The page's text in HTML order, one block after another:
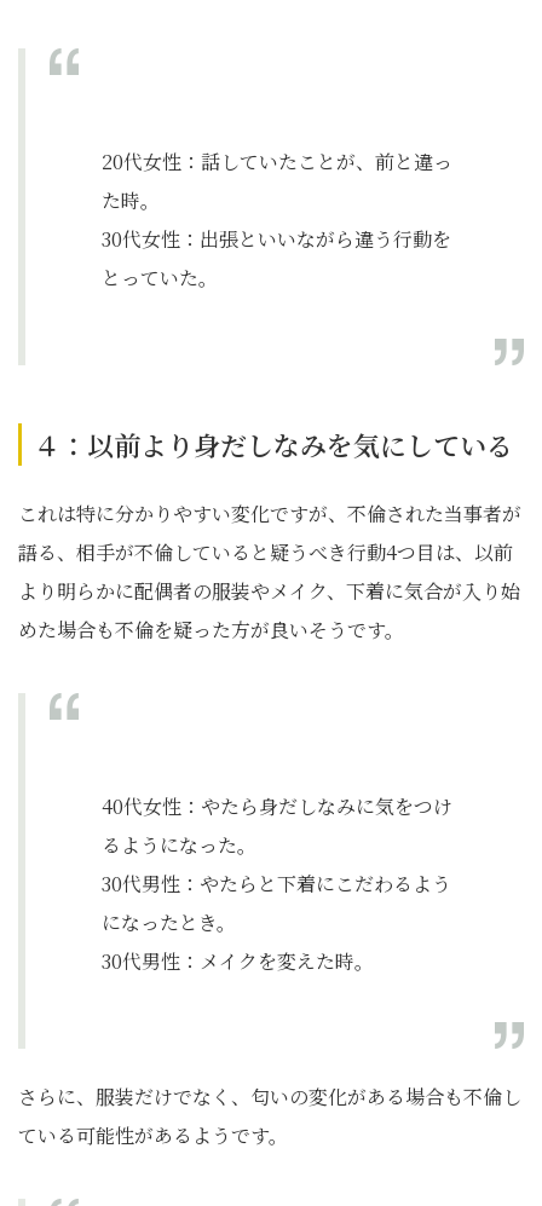
20代女性：話していたことが、前と違っ
た時。
30代女性：出張といいながら違う行動を
とっていた。
４：以前より身だしなみを気にしている
これは特に分かりやすい変化ですが、不倫された当事者が
語る、相手が不倫していると疑うべき行動4つ目は、以前
より明らかに配偶者の服装やメイク、下着に気合が入り始
めた場合も不倫を疑った方が良いそうです。
40代女性：​やたら身だしなみに気をつけ
るようになった。
​30代男性：やたらと下着にこだわるよう
になったとき。
30代男性：メイクを変えた時。
さらに、服装だけでなく、匂いの変化がある場合も不倫し
ている可能性があるようです。